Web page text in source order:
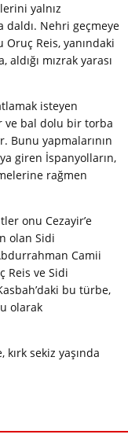
yalnız
daldı. Nehri geçmeye
Reis, yanındaki
mızrak yarası
isteyen
ve bal dolu bir torba
Bunu yapmalarının
giren İspanyolların,
rağmen
onu Cezayir’e
olan Sidi
Camii
Reis ve Sidi
bu türbe,
olarak
kırk sekiz yaşında